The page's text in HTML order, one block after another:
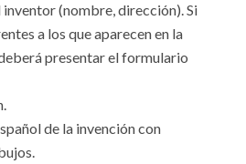
(nombre, dirección). Si
a los que aparecen en la
presentar el formulario
de la invención con